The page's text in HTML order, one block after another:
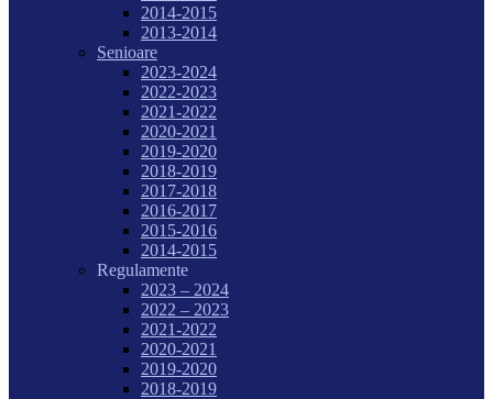
2014-2015
2013-2014
Senioare
2023-2024
2022-2023
2021-2022
2020-2021
2019-2020
2018-2019
2017-2018
2016-2017
2015-2016
2014-2015
Regulamente
2023 – 2024
2022 – 2023
2021-2022
2020-2021
2019-2020
2018-2019